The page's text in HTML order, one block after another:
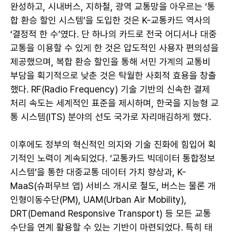
완성하고, 시내버스, 지하철, 광역 교통망을 아우르는 ‘통
합 환승 할인 시스템’을 도입한 것은 K-교통카드 역사의
‘결정적 한 수’였다. 단 하나의 카드로 전국 어디서나 대중
교통을 이용할 수 있게 한 것은 압도적인 사용자 편의성을
제공했으며, 복합 환승 할인을 통해 서민 가계의 교통비
부담을 획기적으로 낮춘 것은 탁월한 사회적 효용을 창출
했다. RF(Radio Frequency) 기술 기반의 신속한 결제
처리 속도는 세계적인 표준을 제시하며, 한국을 지능형 교
통 시스템(ITS) 분야의 선도 국가로 자리매김하게 했다.
이후에도 정부의 혁신적인 의지와 기술 진화에 힘입어 획
기적인 노력이 계속되었다. ‘교통카드 빅데이터 통합정보
시스템’을 통한 대중교통 데이터 가치 향상과, K-
MaaS(슈퍼무브 앱) 서비스 개시로 철도, 버스는 물론 개
인형이동수단(PM), UAM(Urban Air Mobility),
DRT(Demand Responsive Transport) 등 모든 교통
수단을 연계 활용할 수 있는 기반이 마련되었다. 특히 태